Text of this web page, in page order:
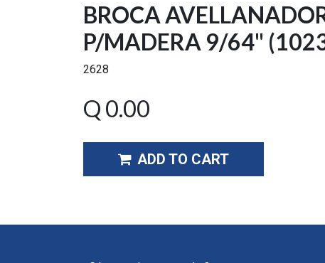
BROCA
P/MADERA 9/64"
2628
Q 0.00
ADD TO CART